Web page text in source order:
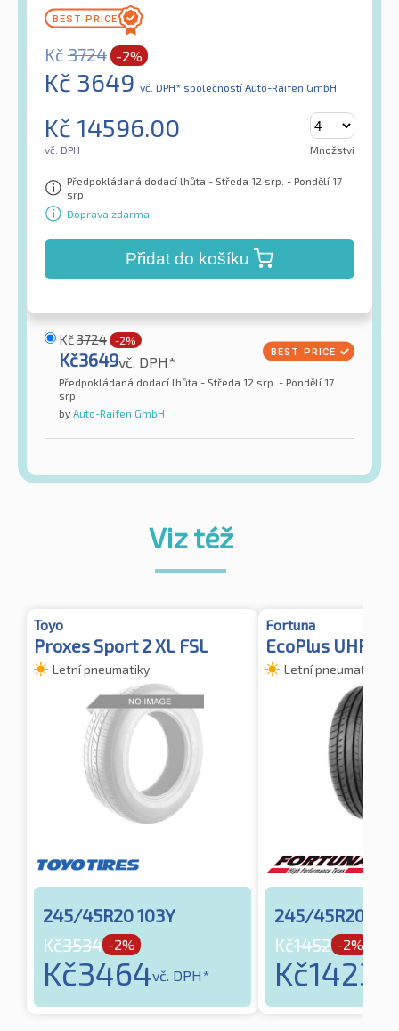
Kč 3724 -2%
Kč 3649 vč. DPH* společností Auto-Raifen GmbH
Kč 14596.00
vč. DPH Množství
Předpokládaná dodací lhůta - Středa 12 srp. - Pondělí 17
srp.
Doprava zdarma
Přidat do košíku
Kč3724 -2%
Kč3649vč. DPH*
Předpokládaná dodací lhůta - Středa 12 srp. - Pondělí 17
srp.
by Auto-Raifen GmbH
Viz též
Toyo
Proxes Sport 2 XL FSL
Letní pneumatiky
245/45R20 103Y
Kč3534 -2%
Kč3464vč. DPH*
Fortuna
EcoPlus UHP 2
Letní pneumatiky
245/45R20
Kč1452 -2%
Kč1423